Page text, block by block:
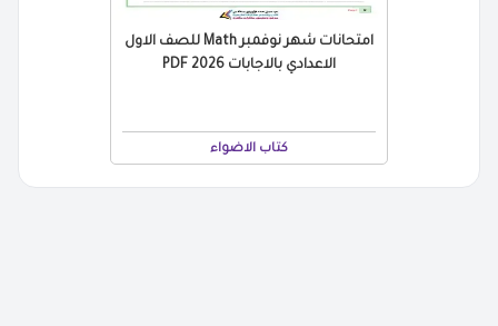
امتحانات شهر نوفمبر Math للصف الاول
الاعدادي بالاجابات 2026 PDF
كتاب الاضواء